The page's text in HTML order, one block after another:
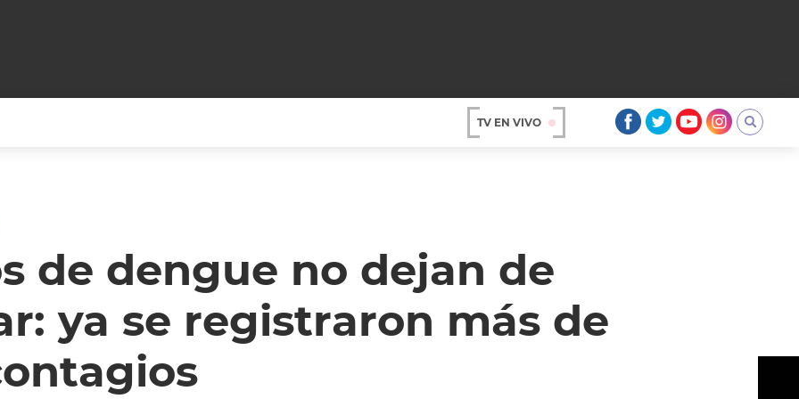
ARGENTINA
UN CAMBIO
ENTROMETIDOS EN LA TELE
MODO FONTEVECCHIA
PERIODISMO PURO
REPERFILAR
FIESTAS ARGENTINAS
BELLEZA FASHION
FULL FACE TV
TV EN VIVO
de dengue no dejan de
ya se registraron más de